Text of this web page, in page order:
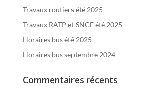
Travaux routiers été 2025
Travaux RATP et SNCF été 2025
Horaires bus été 2025
Horaires bus septembre 2024
Commentaires récents